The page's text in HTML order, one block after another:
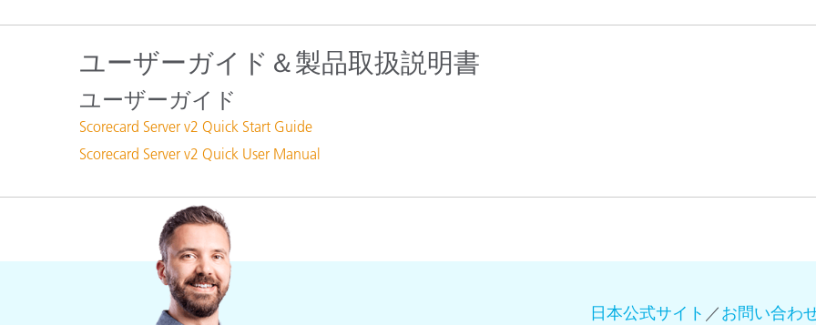
建築基材
ユーザーガイド＆製品取扱説明書
ユーザーガイド
Scorecard Server v2 Quick Start Guide
Scorecard Server v2 Quick User Manual
日本公式サイト ／お問い合わ